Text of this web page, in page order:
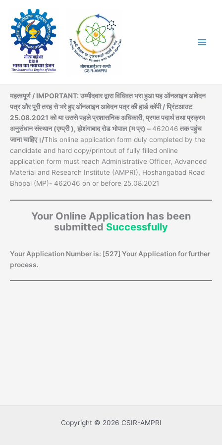
content
महत्वपूर्ण / IMPORTANT: उम्मीदवार द्वारा विधिवत भरा हुआ यह ऑनलाइन आवेदन
पत्र और पूरी तरह से भरे हुए ऑनलाइन आवेदन पत्र की हार्ड कॉपी / प्रिंटआउट
25.08.2021 को या उससे पहले प्रशासनिक अधिकारी, प्रगत पदार्थ तथा प्रक्रम
अनुसंधान संस्थान (एम्प्री ), होशंगाबाद रोड भोपाल (म प्र) –462046 तक पहुंच
जाना चाहिए।/This online application form duly completed by the
candidate and hard copy/printout of fully filled online
application form must reach Administrative Officer, Advanced
Material and Research Institute (AMPRI), Hoshangabad Road
Bhopal (MP)- 462046 on or before 25.08.2021
Your Online Application has been
submitted Successfully
Your Application Number is: [527] Your Application for further
process.
Copyright © 2026 CSIR-AMPRI